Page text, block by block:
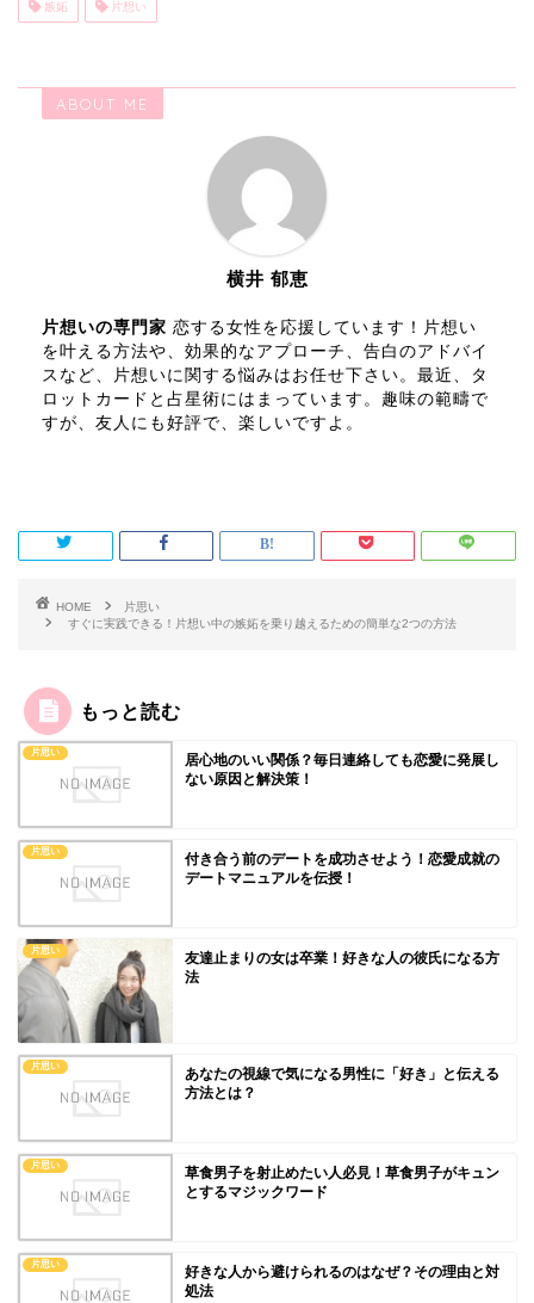
嫉妬 片想い
ABOUT ME
横井 郁恵
片想いの専門家 恋する女性を応援しています！片想い
を叶える方法や、効果的なアプローチ、告白のアドバイ
スなど、片想いに関する悩みはお任せ下さい。最近、タ
ロットカードと占星術にはまっています。趣味の範疇で
すが、友人にも好評で、楽しいですよ。
HOME
片思い
すぐに実践できる！片想い中の嫉妬を乗り越えるための簡単な2つの方法
もっと読む
片思い
居心地のいい関係？毎日連絡しても恋愛に発展し
ない原因と解決策！
片思い
付き合う前のデートを成功させよう！恋愛成就の
デートマニュアルを伝授！
片思い
友達止まりの女は卒業！好きな人の彼氏になる方
法
片思い
あなたの視線で気になる男性に「好き」と伝える
方法とは？
片思い
草食男子を射止めたい人必見！草食男子がキュン
とするマジックワード
片思い
好きな人から避けられるのはなぜ？その理由と対
処法